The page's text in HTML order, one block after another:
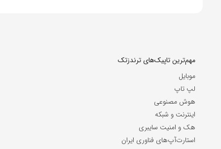
مهم‌ترین تاپیک‌های ترندزتک
موبایل
لپ تاپ
هوش مصنوعی
اینترنت و شبکه
هک و امنیت سایبری
استارت‌آپ‌های فناوری ایران